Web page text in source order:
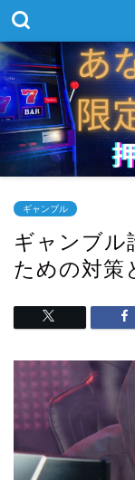
ギャンブル
ギャンブル
ための対策